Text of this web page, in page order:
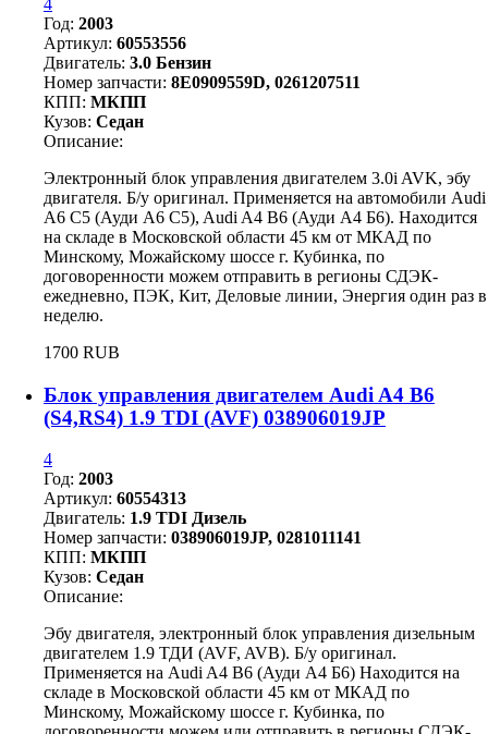
4
Год: 2003
Артикул: 60553556
Двигатель: 3.0 Бензин
Номер запчасти: 8E0909559D, 0261207511
КПП: МКПП
Кузов: Седан
Описание:
Электронный блок управления двигателем 3.0i AVK, эбу
двигателя. Б/у оригинал. Применяется на автомобили Audi
A6 C5 (Ауди А6 С5), Audi A4 B6 (Ауди А4 Б6). Находится
на складе в Московской области 45 км от МКАД по
Минскому, Можайскому шоссе г. Кубинка, по
договоренности можем отправить в регионы СДЭК-
ежедневно, ПЭК, Кит, Деловые линии, Энергия один раз в
неделю.
1700 RUB
Блок управления двигателем Audi A4 B6
(S4,RS4) 1.9 TDI (AVF) 038906019JP
4
Год: 2003
Артикул: 60554313
Двигатель: 1.9 TDI Дизель
Номер запчасти: 038906019JP, 0281011141
КПП: МКПП
Кузов: Седан
Описание:
Эбу двигателя, электронный блок управления дизельным
двигателем 1.9 ТДИ (AVF, AVB). Б/у оригинал.
Применяется на Audi A4 B6 (Ауди А4 Б6) Находится на
складе в Московской области 45 км от МКАД по
Минскому, Можайскому шоссе г. Кубинка, по